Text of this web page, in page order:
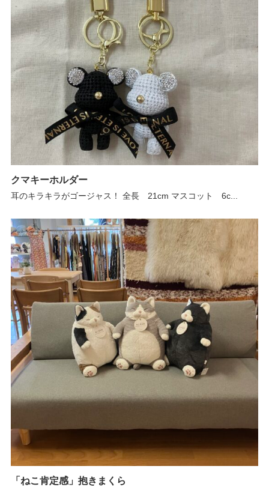
クマキーホルダー
耳のキラキラがゴージャス！ 全長 21cm マスコット 6c...
「ねこ肯定感」抱きまくら